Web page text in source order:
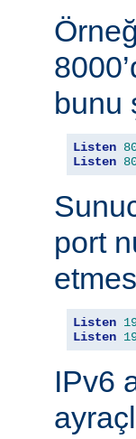
bunu
Listen
Listen
port
Listen
Listen
IPv6